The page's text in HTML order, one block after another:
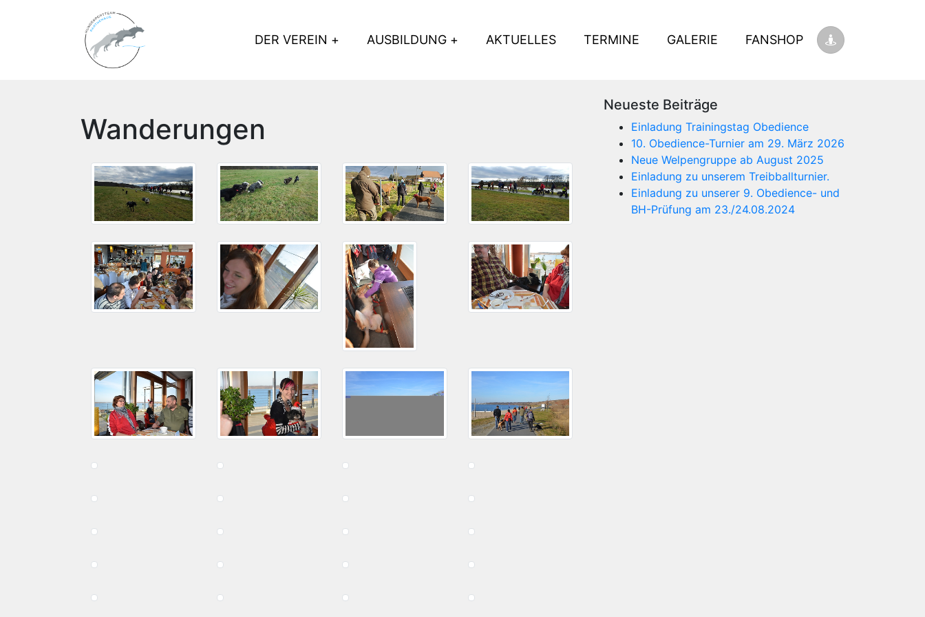
DER VEREIN AUSBILDUNG AKTUELLES TERMINE GALERIE FANSHOP
Wanderungen
Neueste Beiträge
Einladung Trainingstag Obedience
10. Obedience-Turnier am 29. März 2026
Neue Welpengruppe ab August 2025
Einladung zu unserem Treibballturnier.
Einladung zu unserer 9. Obedience- und
BH-Prüfung am 23./24.08.2024